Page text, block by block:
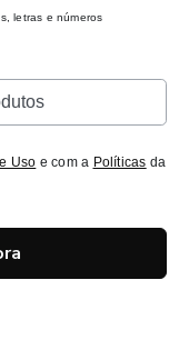
letras e números
Uso e com a Políticas da